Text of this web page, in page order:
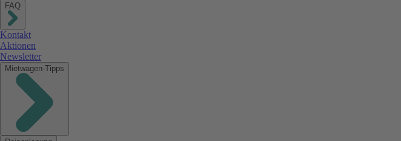
FAQ
Kontakt
Aktionen
Newsletter
Mietwagen-Tipps